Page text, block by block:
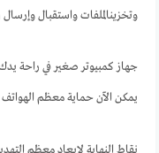
وتخزينالملفات واستقبال
جهاز كمبيوتر صغير في راحة
يمكن الآن حماية معظم
نقاط النهاية لإبعاد معظم